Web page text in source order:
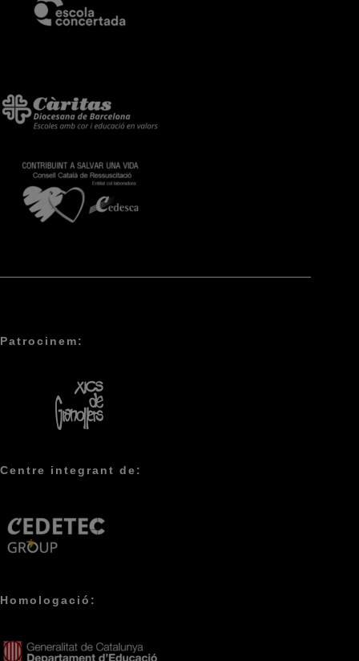
Patrocinem:
Centre integrant de:
Homologació: